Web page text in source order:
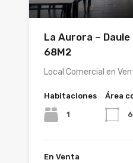
La Aurora –
68M2
Local Comercial en
Habitaciones
1
Área
En Venta